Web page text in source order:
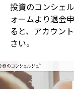
投資のコンシェ
ォームより退会
ると、アカウン